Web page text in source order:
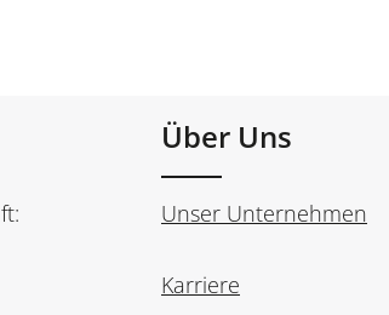
Über Uns
Unser Unternehmen
Karriere